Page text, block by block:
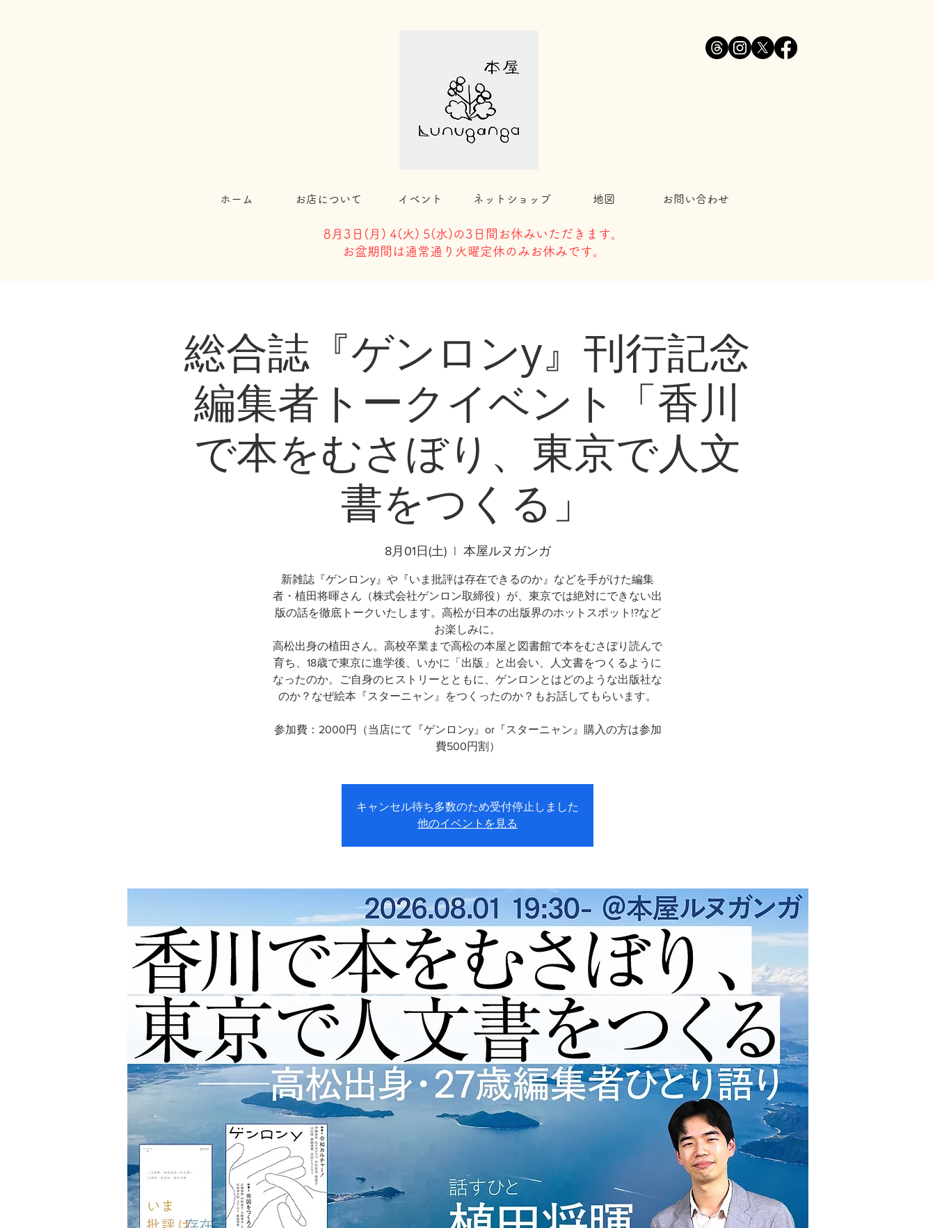
ホーム お店について イベント ネットショップ 地図 お問い合わせ
8月3日( 月) 4(火) 5(水)の3日間お休みいただきます。
​お盆期間は通常通り火曜定休のみお休みです。
総合誌『ゲンロンy』刊行記念
編集者トークイベント「香川
で本をむさぼり、東京で人文
書をつくる」
8月01日(土)
  |
本屋ルヌガンガ
新雑誌『ゲンロンy』や『いま批評は存在できるのか』などを手がけた編集
者・植田将暉さん（株式会社ゲンロン取締役）が、東京では絶対にできない出
版の話を徹底トークいたします。高松が日本の出版界のホットスポット!?など
お楽しみに。
高松出身の植田さん。高校卒業まで高松の本屋と図書館で本をむさぼり読んで
育ち、18歳で東京に進学後、いかに「出版」と出会い、人文書をつくるように
なったのか。ご自身のヒストリーとともに、ゲンロンとはどのような出版社な
のか？なぜ絵本『スターニャン』をつくったのか？もお話してもらいます。
参加費：2000円（当店にて『ゲンロンy』or『スターニャン』購入の方は参加
費500円割）
キャンセル待ち多数のため受付停止しました
他のイベントを見る